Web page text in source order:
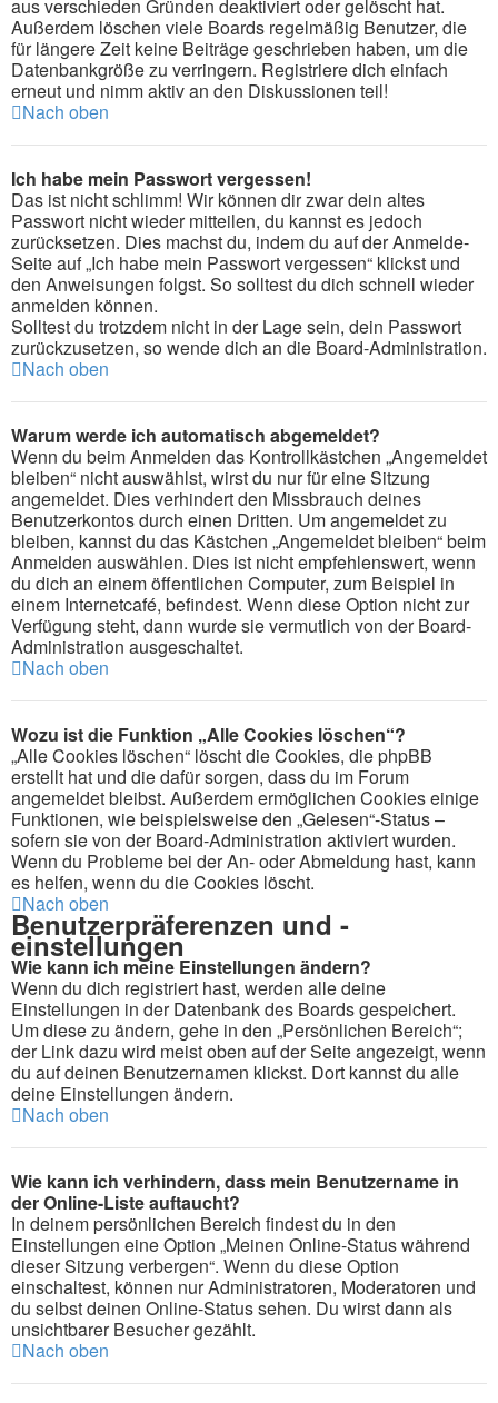
aus verschieden Gründen deaktiviert oder gelöscht hat.
Außerdem löschen viele Boards regelmäßig Benutzer, die
für längere Zeit keine Beiträge geschrieben haben, um die
Datenbankgröße zu verringern. Registriere dich einfach
erneut und nimm aktiv an den Diskussionen teil!
Nach oben
Ich habe mein Passwort vergessen!
Das ist nicht schlimm! Wir können dir zwar dein altes
Passwort nicht wieder mitteilen, du kannst es jedoch
zurücksetzen. Dies machst du, indem du auf der Anmelde-
Seite auf „Ich habe mein Passwort vergessen“ klickst und
den Anweisungen folgst. So solltest du dich schnell wieder
anmelden können.
Solltest du trotzdem nicht in der Lage sein, dein Passwort
zurückzusetzen, so wende dich an die Board-Administration.
Nach oben
Warum werde ich automatisch abgemeldet?
Wenn du beim Anmelden das Kontrollkästchen „Angemeldet
bleiben“ nicht auswählst, wirst du nur für eine Sitzung
angemeldet. Dies verhindert den Missbrauch deines
Benutzerkontos durch einen Dritten. Um angemeldet zu
bleiben, kannst du das Kästchen „Angemeldet bleiben“ beim
Anmelden auswählen. Dies ist nicht empfehlenswert, wenn
du dich an einem öffentlichen Computer, zum Beispiel in
einem Internetcafé, befindest. Wenn diese Option nicht zur
Verfügung steht, dann wurde sie vermutlich von der Board-
Administration ausgeschaltet.
Nach oben
Wozu ist die Funktion „Alle Cookies löschen“?
„Alle Cookies löschen“ löscht die Cookies, die phpBB
erstellt hat und die dafür sorgen, dass du im Forum
angemeldet bleibst. Außerdem ermöglichen Cookies einige
Funktionen, wie beispielsweise den „Gelesen“-Status –
sofern sie von der Board-Administration aktiviert wurden.
Wenn du Probleme bei der An- oder Abmeldung hast, kann
es helfen, wenn du die Cookies löscht.
Nach oben
Benutzerpräferenzen und -
einstellungen
Wie kann ich meine Einstellungen ändern?
Wenn du dich registriert hast, werden alle deine
Einstellungen in der Datenbank des Boards gespeichert.
Um diese zu ändern, gehe in den „Persönlichen Bereich“;
der Link dazu wird meist oben auf der Seite angezeigt, wenn
du auf deinen Benutzernamen klickst. Dort kannst du alle
deine Einstellungen ändern.
Nach oben
Wie kann ich verhindern, dass mein Benutzername in
der Online-Liste auftaucht?
In deinem persönlichen Bereich findest du in den
Einstellungen eine Option „Meinen Online-Status während
dieser Sitzung verbergen“. Wenn du diese Option
einschaltest, können nur Administratoren, Moderatoren und
du selbst deinen Online-Status sehen. Du wirst dann als
unsichtbarer Besucher gezählt.
Nach oben